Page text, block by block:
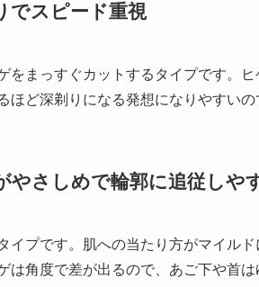
でスピード重視
をまっすぐカットするタイプです。
ほど深剃りになる発想になりやすい
やさしめで輪郭に追従しや
イプです。肌への当たり方がマイル
は角度で差が出るので、あご下や首